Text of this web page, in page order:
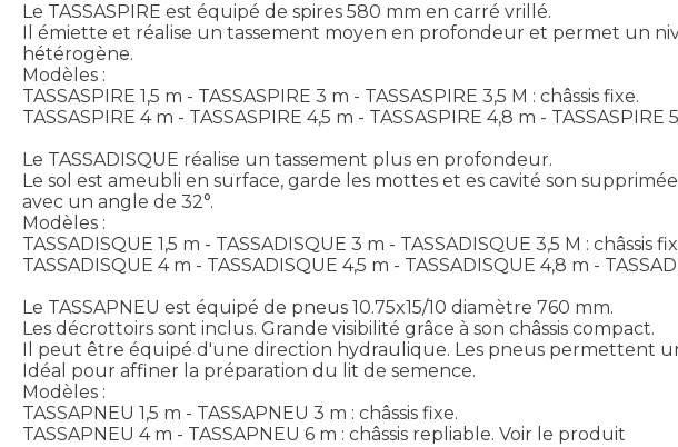
Le TASSASPIRE est équipé de spires 580 mm en carré vrillé.
Il émiette et réalise un tassement moyen en profondeur et permet un
hétérogène.
Modèles :
TASSASPIRE 1,5 m - TASSASPIRE 3 m - TASSASPIRE 3,5 M : châssis fixe.
TASSASPIRE 4 m - TASSASPIRE 4,5 m - TASSASPIRE 4,8 m -
Le TASSADISQUE réalise un tassement plus en profondeur.
Le sol est ameubli en surface, garde les mottes et es cavité son
avec un angle de 32°.
Modèles :
TASSADISQUE 1,5 m - TASSADISQUE 3 m - TASSADISQUE 3,5 M : châssis
TASSADISQUE 4 m - TASSADISQUE 4,5 m - TASSADISQUE 4,8 m -
Le TASSAPNEU est équipé de pneus 10.75x15/10 diamètre 760 mm.
Les décrottoirs sont inclus. Grande visibilité grâce à son châssis compact.
Il peut être équipé d'une direction hydraulique. Les pneus permettent
Idéal pour affiner la préparation du lit de semence.
Modèles :
TASSAPNEU 1,5 m - TASSAPNEU 3 m : châssis fixe.
TASSAPNEU 4 m - TASSAPNEU 6 m : châssis repliable. Voir le produit